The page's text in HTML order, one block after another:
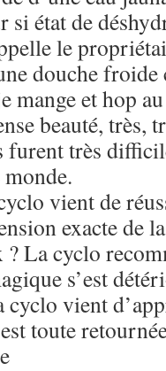
si état de
le
douche
mange et hop
beauté, très,
furent très
vient de
exacte de
La cyclo
s’est
vient
toute